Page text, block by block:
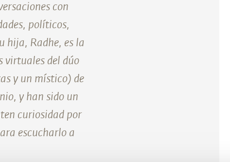
con
políticos,
hija, Radhe, es la
virtuales del dúo
y un místico) de
y han sido un
curiosidad por
escucharlo a